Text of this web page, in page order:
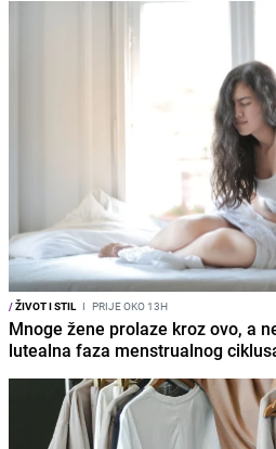
/ŽIVOT I STIL I PRIJE OKO 13H
Mnoge žene prolaze kroz ovo, a
lutealna faza menstrualnog